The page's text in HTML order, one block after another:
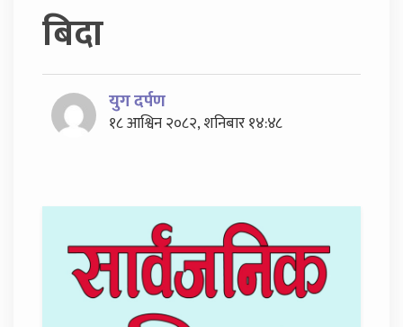
बिदा
युग दर्पण
१८ आश्विन २०८२, शनिबार १४:४८